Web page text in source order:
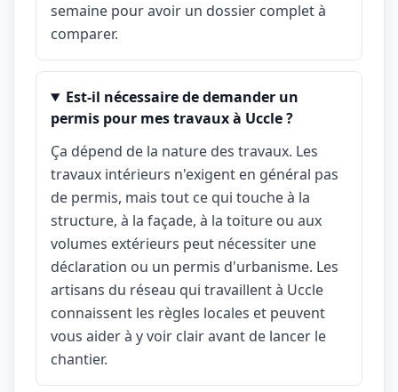
semaine pour avoir un dossier complet à
comparer.
Est-il nécessaire de demander un
permis pour mes travaux à Uccle ?
Ça dépend de la nature des travaux. Les
travaux intérieurs n'exigent en général pas
de permis, mais tout ce qui touche à la
structure, à la façade, à la toiture ou aux
volumes extérieurs peut nécessiter une
déclaration ou un permis d'urbanisme. Les
artisans du réseau qui travaillent à Uccle
connaissent les règles locales et peuvent
vous aider à y voir clair avant de lancer le
chantier.